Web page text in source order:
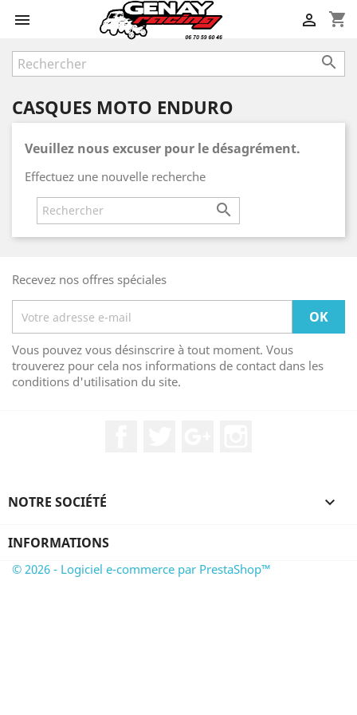
 shopping_cart


CASQUES MOTO ENDURO
Veuillez nous excuser pour le désagrément.
Effectuez une nouvelle recherche

Recevez nos offres spéciales
Vous pouvez vous désinscrire à tout moment. Vous
trouverez pour cela nos informations de contact dans les
conditions d'utilisation du site.
NOTRE SOCIÉTÉ 
INFORMATIONS
© 2026 - Logiciel e-commerce par PrestaShop™